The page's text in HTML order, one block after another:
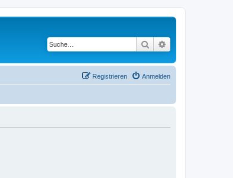
Suche
Anmelden
Registrieren